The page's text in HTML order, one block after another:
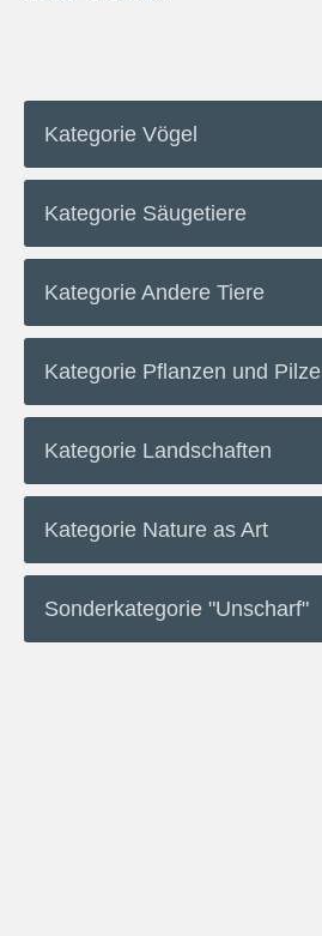
Kategorie Vögel
Kategorie Säugetiere
Kategorie Andere Tiere
Kategorie Pflanzen und Pilze
Kategorie Landschaften
Kategorie Nature as Art
Sonderkategorie "Unscharf"